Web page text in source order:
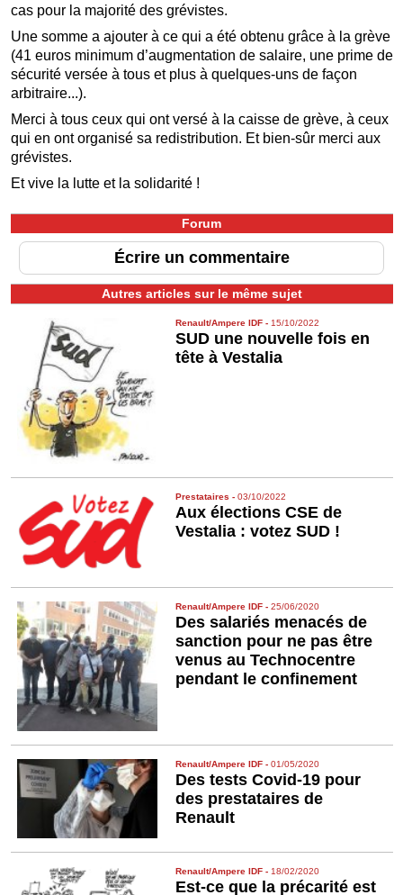
cas pour la majorité des grévistes.
Une somme a ajouter à ce qui a été obtenu grâce à la grève
(41 euros minimum d’augmentation de salaire, une prime de
sécurité versée à tous et plus à quelques-uns de façon
arbitraire...).
Merci à tous ceux qui ont versé à la caisse de grève, à ceux
qui en ont organisé sa redistribution. Et bien-sûr merci aux
grévistes.
Et vive la lutte et la solidarité !
Forum
Écrire un commentaire
Autres articles sur le même sujet
Renault/Ampere IDF - 15/10/2022
SUD une nouvelle fois en
tête à Vestalia
Prestataires -03/10/2022
Aux élections CSE de
Vestalia : votez SUD !
Renault/Ampere IDF -25/06/2020
Des salariés menacés de
sanction pour ne pas être
venus au Technocentre
pendant le confinement
Renault/Ampere IDF -01/05/2020
Des tests Covid-19 pour
des prestataires de
Renault
Renault/Ampere IDF - 18/02/2020
Est-ce que la précarité est